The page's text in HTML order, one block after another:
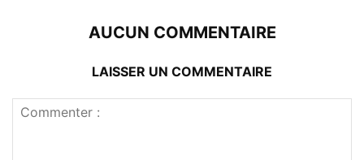
AUCUN COMMENTAIRE
LAISSER UN COMMENTAIRE